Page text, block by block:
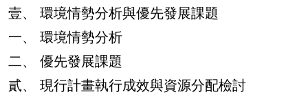
壹、 環境情勢分析與優先發展課題
一、 環境情勢分析
二、 優先發展課題
貳、 現行計畫執行成效與資源分配檢討